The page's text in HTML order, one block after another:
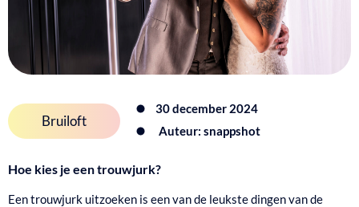
Bruiloft
30 december 2024
Auteur: snappshot
Hoe kies je een trouwjurk?
Een trouwjurk uitzoeken is een van de leukste dingen van de